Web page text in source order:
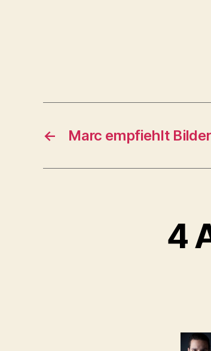
← Marc empfiehlt
4